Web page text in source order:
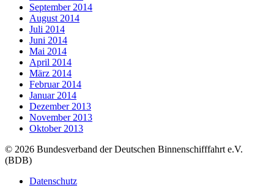
September 2014
August 2014
Juli 2014
Juni 2014
Mai 2014
April 2014
März 2014
Februar 2014
Januar 2014
Dezember 2013
November 2013
Oktober 2013
© 2026 Bundesverband der Deutschen Binnenschifffahrt e.V.
(BDB)
Datenschutz